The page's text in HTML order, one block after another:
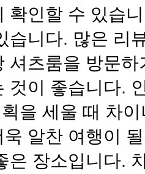
확인할 수 있습
습니다. 많은 리
셔츠룸을 방문
것이 좋습니다.
을 세울 때 차
알찬 여행이
은 장소입니다.